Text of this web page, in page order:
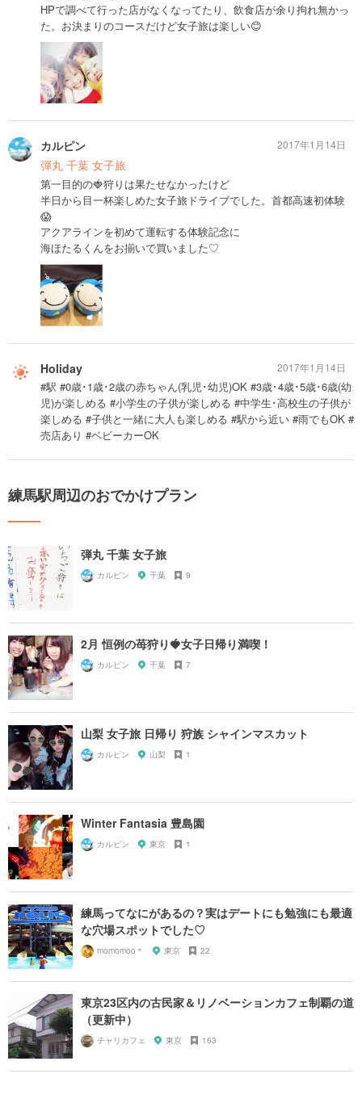
HPで調べて行った店がなくなってたり、飲食店が余り拘れ無かっ
た。お決まりのコースだけど女子旅は楽しい😊
カルピン
弾丸 千葉 女子旅
第一目的の🍓狩りは果たせなかったけど
半日から目一杯楽しめた女子旅ドライブでした。首都高速初体験
😱
アクアラインを初めて運転する体験記念に
海ほたるくんをお揃いで買いました♡
2017年1月14日
Holiday
#駅 #0歳･1歳･2歳の赤ちゃん(乳児･幼児)OK #3歳･4歳･5歳･6歳(幼
児)が楽しめる #小学生の子供が楽しめる #中学生･高校生の子供が
楽しめる #子供と一緒に大人も楽しめる #駅から近い #雨でもOK #
売店あり #ベビーカーOK
2017年1月14日
練馬駅周辺のおでかけプラン
弾丸 千葉 女子旅
カルピン 千葉 9
2月 恒例の苺狩り🍓女子日帰り満喫！
カルピン 千葉 7
山梨 女子旅 日帰り 狩族 シャインマスカット
カルピン 山梨 1
Winter Fantasia 豊島園
カルピン 東京 1
練馬ってなにがあるの？実はデートにも勉強にも最適
な穴場スポットでした♡
momomoo＊ 東京 22
東京23区内の古民家＆リノベーションカフェ制覇の道
（更新中）
チャリカフェ 東京 163